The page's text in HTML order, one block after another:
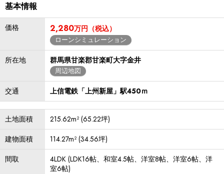
基本情報
価格 2,280万円（税込）
ローンシミュレーション
所在地 群馬県甘楽郡甘楽町大字金井
周辺地図
交通 上信電鉄「上州新屋」駅450ｍ
土地面積
215.62m² (65.22坪)
建物面積
114.27m² (34.56坪)
間取
4LDK (LDK16帖、和室4.5帖、洋室8帖、洋室6帖、洋
室6帖)